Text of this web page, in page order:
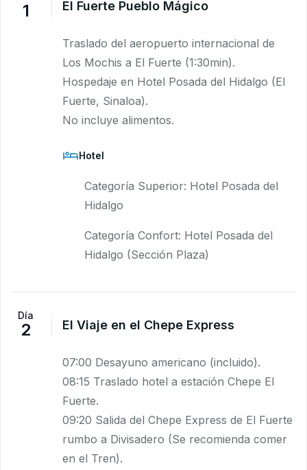
1 El Fuerte Pueblo Mágico
Traslado del aeropuerto internacional de
Los Mochis a El Fuerte (1:30min).
Hospedaje en Hotel Posada del Hidalgo (El
Fuerte, Sinaloa).
No incluye alimentos.
Hotel
Categoría Superior: Hotel Posada del
Hidalgo
Categoría Confort: Hotel Posada del
Hidalgo (Sección Plaza)
Día
2 El Viaje en el Chepe Express
07:00 Desayuno americano (incluido).
08:15 Traslado hotel a estación Chepe El
Fuerte.
09:20 Salida del Chepe Express de El Fuerte
rumbo a Divisadero (Se recomienda comer
en el Tren).